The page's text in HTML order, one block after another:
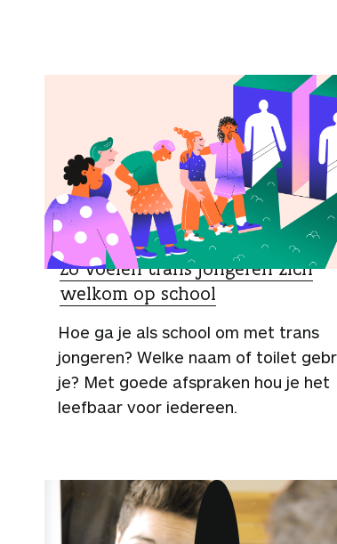
SCHOOLTIPS
Zo voelen trans jongeren zich
welkom op school
Hoe ga je als school om met trans
jongeren? Welke naam of toilet
je? Met goede afspraken hou je het
leefbaar voor iedereen.